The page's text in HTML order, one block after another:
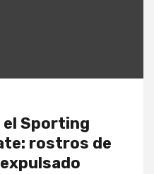
el Sporting
rostros de